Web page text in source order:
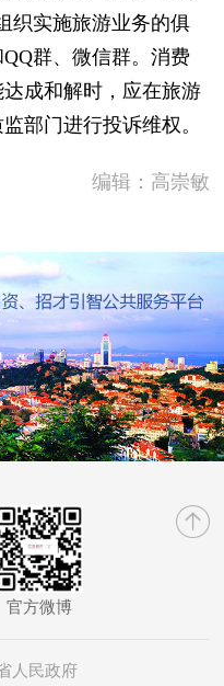
织实施旅游业务的俱
群、微信群。消费
成和解时，应在旅游
部门进行投诉维权。
编辑：高崇敏
官方微博
人民政府